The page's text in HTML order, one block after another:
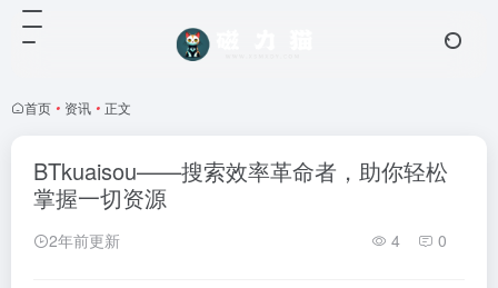
首页 • 资讯 • 正文
BTkuaisou——搜索效率革命者，助你轻松
掌握一切资源
2年前更新 4 0